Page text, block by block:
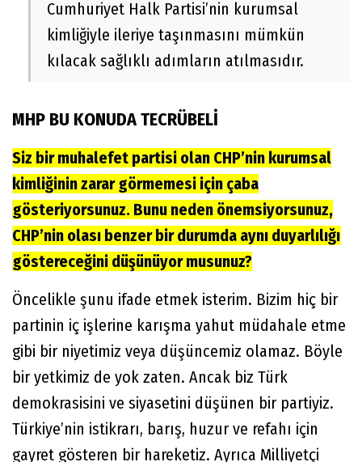
Cumhuriyet Halk Partisi’nin kurumsal
kimliğiyle ileriye taşınmasını mümkün
kılacak sağlıklı adımların atılmasıdır.
MHP BU KONUDA TECRÜBELİ
Siz bir muhalefet partisi olan CHP’nin kurumsal
kimliğinin zarar görmemesi için çaba
gösteriyorsunuz. Bunu neden önemsiyorsunuz,
CHP’nin olası benzer bir durumda aynı duyarlılığı
göstereceğini düşünüyor musunuz?
Öncelikle şunu ifade etmek isterim. Bizim hiç bir
partinin iç işlerine karışma yahut müdahale etme
gibi bir niyetimiz veya düşüncemiz olamaz. Böyle
bir yetkimiz de yok zaten. Ancak biz Türk
demokrasisini ve siyasetini düşünen bir partiyiz.
Türkiye’nin istikrarı, barış, huzur ve refahı için
gayret gösteren bir hareketiz. Ayrıca Milliyetçi